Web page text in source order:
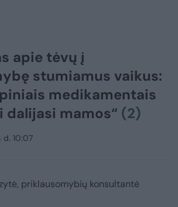
apie tėvų į
stumiamus vaikus:
medikamentais
dalijasi mamos“ (2)
d. 10:07
priklausomybių konsultantė